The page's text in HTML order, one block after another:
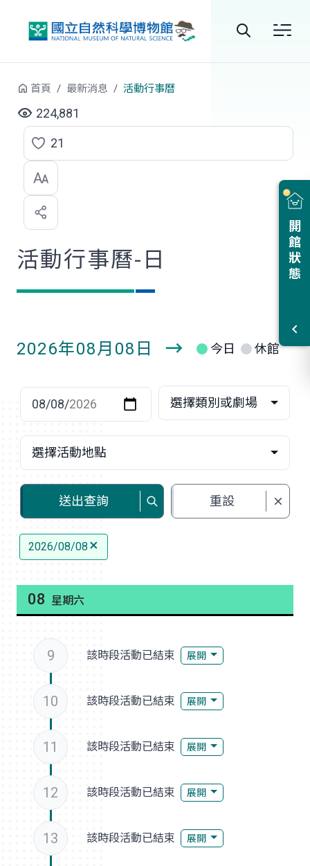
尋
開館狀態
首頁 最新消息 活動行事曆
224,881
點
選
喜
歡
21
活動行事曆-日
2026年08月08日
日
今日 休館
選擇類別或劇場
選擇活動地點
送出查詢 重設
2026/08/08
08 星期六
9 該時段活動已結束 展開
10 該時段活動已結束 展開
11 該時段活動已結束 展開
12 該時段活動已結束 展開
13 該時段活動已結束 展開